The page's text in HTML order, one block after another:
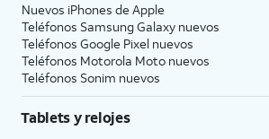
Nuevos iPhones de Apple
Teléfonos Samsung Galaxy nuevos
Teléfonos Google Pixel nuevos
Teléfonos Motorola Moto nuevos
Teléfonos Sonim nuevos
Tablets y relojes